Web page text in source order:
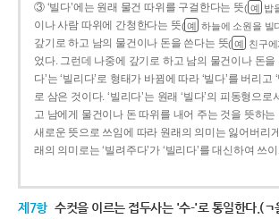
③ ‘빌다’에는 원래 물건 따위를 구걸한다는 뜻( 예 밥
이나 사람 따위에 간청한다는 뜻( 예 하늘에 소원을 빌
갚기로 하고 남의 물건이나 돈을 쓴다는 뜻( 예 친구
었다. 그런데 나중에 갚기로 하고 남의 물건이나 돈을
다’는 ‘빌리다’로 형태가 바뀜에 따라 ‘빌다’를 버리고
로 삼은 것이다. ‘빌리다’는 원래 ‘빌다’의 피동형으
고 남에게 물건이나 돈 따위를 내어 주는 것을 뜻하
새로운 뜻으로 쓰임에 따라 원래의 의미는 잃어버리
래의 의미로는 ‘빌려주다’가 ‘빌리다’를 대신하여 쓰
제7항 수컷을 이르는 접두사는 '수-'로 통일한다.(ㄱ